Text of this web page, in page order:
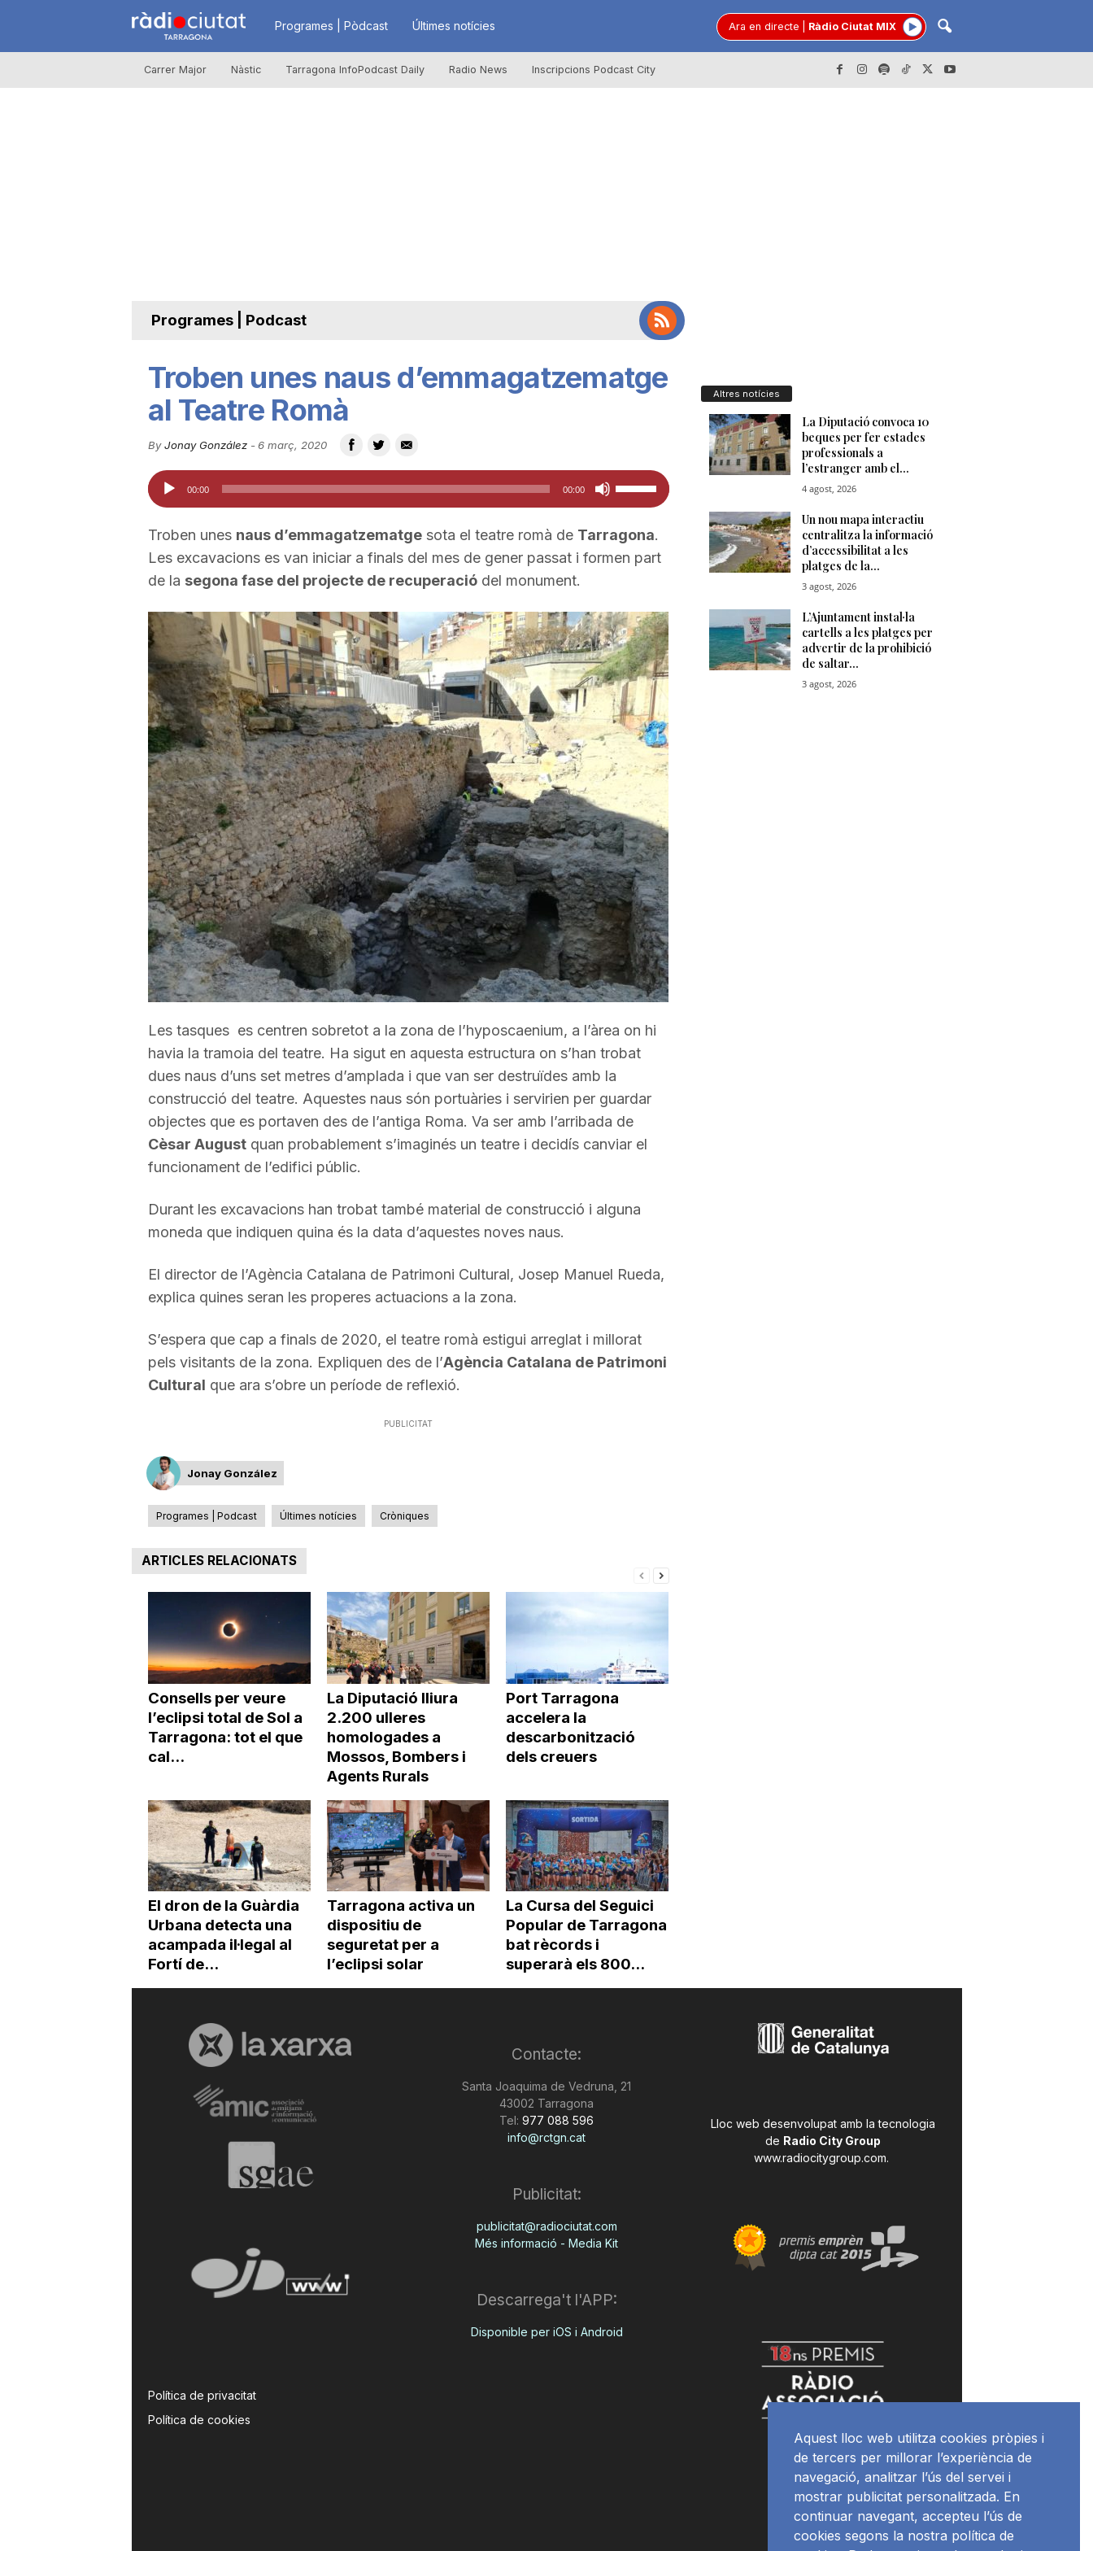
R
à
t
a
e
T
a
r
r
a
g
a
Programes | Pòdcast Últimes notícies Ara en directe Ràdio Ciutat MIX
Carrer Major Nàstic Tarragona InfoPodcast Daily Radio News Inscripcions Podcast City
Programes | Podcast
Troben unes naus d’emmagatzematge
al Teatre Romà
By Jonay González- 6 març, 2020
Reproductor
d'àudio
00:00 00:00
Feu
servir
les
tecles
cap
amunt/cap
avall
per
a
incrementar
o
disminuir
el
volum.
Troben unes naus d’emmagatzematgesota el teatre romà de Tarragona.
Les excavacions es van iniciar a finals del mes de gener passat i formen part
de la segona fase del projecte de recuperaciódel monument.
Les tasques es centren sobretot a la zona de l’hyposcaenium, a l’àrea on hi
havia la tramoia del teatre. Ha sigut en aquesta estructura on s’han trobat
dues naus d’uns set metres d’amplada i que van ser destruïdes amb la
construcció del teatre. Aquestes naus són portuàries i servirien per guardar
objectes que es portaven des de l’antiga Roma. Va ser amb l’arribada de
Cèsar Augustquan probablement s’imaginés un teatre i decidís canviar el
funcionament de l’edifici públic.
Durant les excavacions han trobat també material de construcció i alguna
moneda que indiquen quina és la data d’aquestes noves naus.
El director de l’Agència Catalana de Patrimoni Cultural, Josep Manuel Rueda,
explica quines seran les properes actuacions a la zona.
S’espera que cap a finals de 2020, el teatre romà estigui arreglat i millorat
pels visitants de la zona. Expliquen des de l’Agència Catalana de Patrimoni
Cultural que ara s’obre un període de reflexió.
PUBLICITAT
Jonay González
Programes | Podcast Últimes notícies Cròniques
ARTICLES RELACIONATS
Consells per veure
l’eclipsi total de Sol a
Tarragona: tot el que
cal...
La Diputació lliura
2.200 ulleres
homologades a
Mossos, Bombers i
Agents Rurals
Port Tarragona
accelera la
descarbonització
dels creuers
El dron de la Guàrdia
Urbana detecta una
acampada il·legal al
Fortí de...
Tarragona activa un
dispositiu de
seguretat per a
l’eclipsi solar
La Cursa del Seguici
Popular de Tarragona
bat rècords i
superarà els 800...
Altres notícies
Política de privacitat
Política de cookies
Contacte:
Santa Joaquima de Vedruna, 21
43002 Tarragona
Tel: 977 088 596
info@rctgn.cat
Publicitat:
publicitat@radiociutat.com
Més informació - Media Kit
Descarrega't l'APP:
Disponible per iOS i Android
Lloc web desenvolupat amb la tecnologia
de Radio City Group
www.radiocitygroup.com.
Aquest lloc web utilitza cookies pròpies i
de tercers per millorar l’experiència de
navegació, analitzar l’ús del servei i
mostrar publicitat personalitzada. En
continuar navegant, accepteu l’ús de
cookies segons la nostra política de